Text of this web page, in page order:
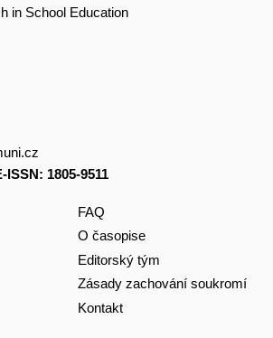
in School Education
ISSN: 1805-9511
FAQ
O časopise
Editorský tým
Zásady zachování soukromí
Kontakt